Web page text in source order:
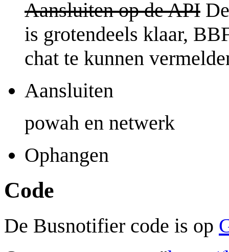
Aansluiten op de API
is grotendeels klaar,
chat te kunnen
Aansluiten
powah en netwerk
Ophangen
Code
De Busnotifier code is op